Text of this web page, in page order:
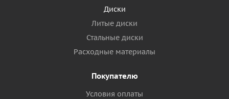
Диски
Литые диски
Стальные диски
Расходные материалы
Покупателю
Условия оплаты